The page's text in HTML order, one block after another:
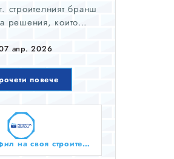
време
строителният бранш
решения, които
обновения си дом
променят играта
момента:
апр. 2026
повече
Създай профил на своя строителен бизнес тук безплатно!